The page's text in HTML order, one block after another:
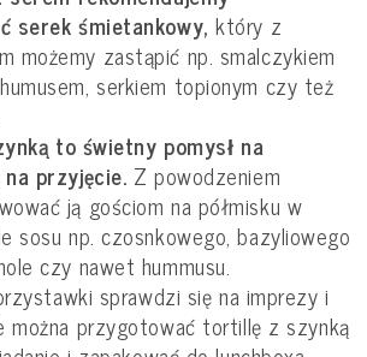
serek śmietankowy, który z
możemy zastąpić np. smalczykiem
serkiem topionym czy też
to świetny pomysł na
przyjęcie. Z powodzeniem
ją gościom na półmisku w
sosu np. czosnkowego, bazyliowego
czy nawet hummusu.
sprawdzi się na imprezy i
można przygotować tortillę z szynką